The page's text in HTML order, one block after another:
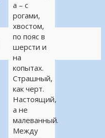
а – с
рогами,
хвостом,
по пояс в
шерсти и
на
копытах.
Страшный,
как черт.
Настоящий,
а не
малеванный.
Между